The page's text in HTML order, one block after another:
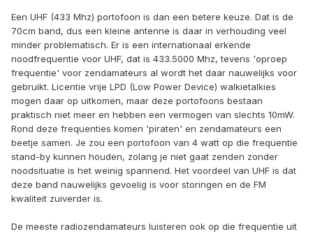
Een UHF (433 Mhz) portofoon is dan een betere keuze. Dat is de
70cm band, dus een kleine antenne is daar in verhouding veel
minder problematisch. Er is een internationaal erkende
noodfrequentie voor UHF, dat is 433.5000 Mhz, tevens 'oproep
frequentie' voor zendamateurs al wordt het daar nauwelijks voor
gebruikt. Licentie vrije LPD (Low Power Device) walkietalkies
mogen daar op uitkomen, maar deze portofoons bestaan
praktisch niet meer en hebben een vermogen van slechts 10mW.
Rond deze frequenties komen 'piraten' en zendamateurs een
beetje samen. Je zou een portofoon van 4 watt op die frequentie
stand-by kunnen houden, zolang je niet gaat zenden zonder
noodsituatie is het weinig spannend. Het voordeel van UHF is dat
deze band nauwelijks gevoelig is voor storingen en de FM
kwaliteit zuiverder is.
De meeste radiozendamateurs luisteren ook op die frequentie uit